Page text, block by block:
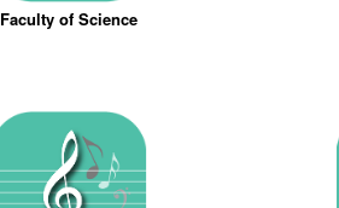
Faculty of Science